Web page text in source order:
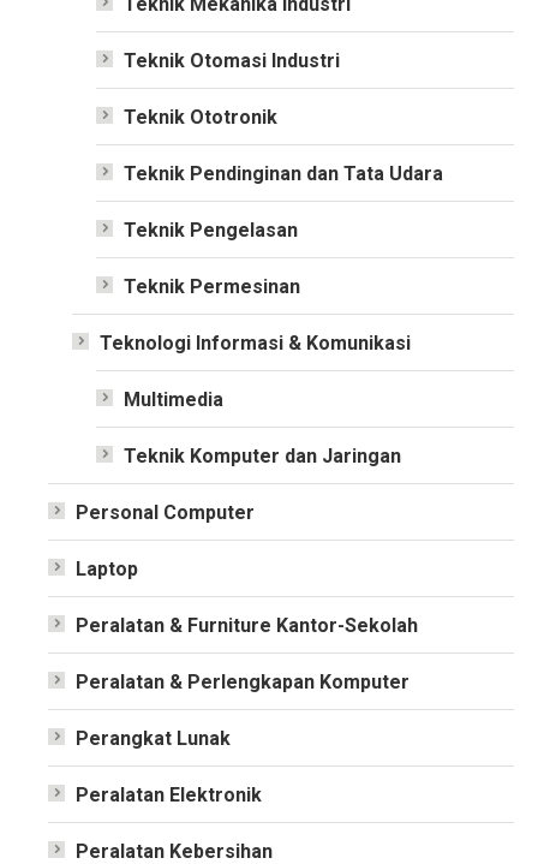
Teknik Otomasi Industri
Teknik Ototronik
Teknik Pendinginan dan Tata Udara
Teknik Pengelasan
Teknik Permesinan
Teknologi Informasi & Komunikasi
Multimedia
Teknik Komputer dan Jaringan
Personal Computer
Laptop
Peralatan & Furniture Kantor-Sekolah
Peralatan & Perlengkapan Komputer
Perangkat Lunak
Peralatan Elektronik
Peralatan Kebersihan